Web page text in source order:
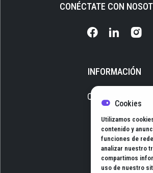
INFORMACIÓN
Quiénes somos
Newsletter
Contacto
CONÉCTATE CON
Cookies
Utilizamos
contenido y
funciones de
analizar nuestro
compartimos
uso de nuestro